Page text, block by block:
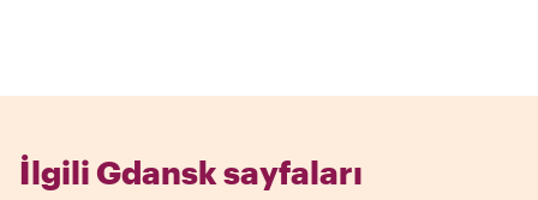
İlgili Gdansk sayfaları